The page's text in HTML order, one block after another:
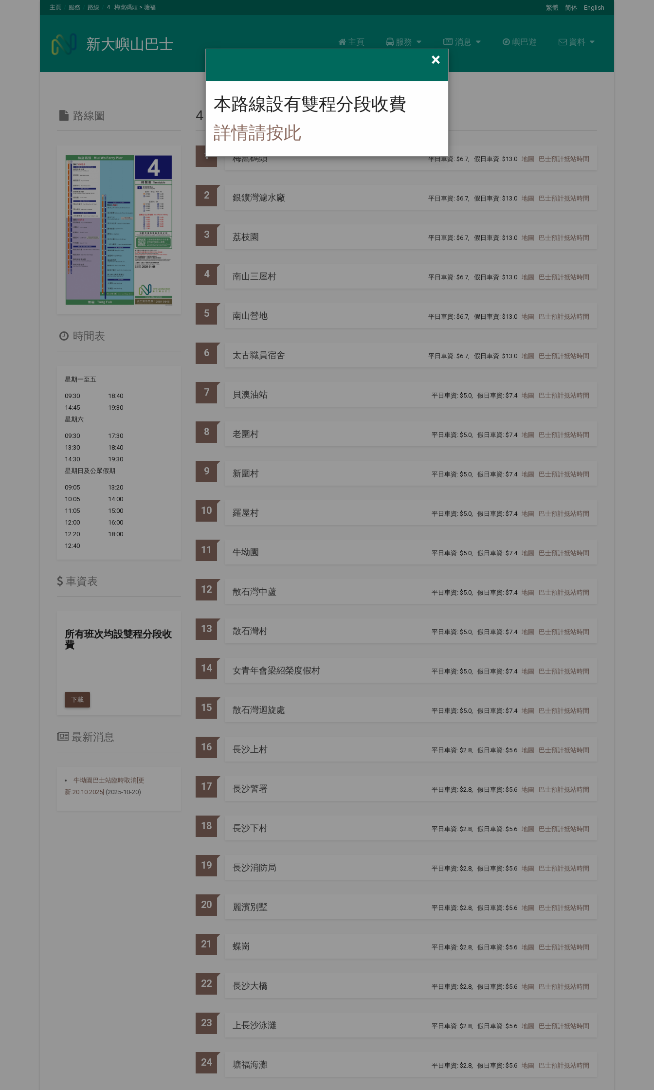
主頁 服務 路線 4 梅窩碼頭 > 塘福 繁體 简体 English
新大嶼山巴士 主頁 服務
服務
大嶼山周遊券+
消息
消息 嶼巴遊 資料
資料
路線圖
時間表
星期一至五
09:30
18:40
14:45
19:30
星期六
09:30
17:30
13:30
18:40
14:30
19:30
星期日及公眾假期
09:05
13:20
10:05
14:00
11:05
15:00
12:00
16:00
12:20
18:00
12:40
車資表
所有班次均設雙程分段收
費
下載
最新消息
牛坳園巴士站臨時取消[更
新:20.10.2025] (2025-10-20)
4 梅窩碼頭 > 塘福
1 平日車資: $6.7, 假日車資: $13.0 地圖 巴士預計抵站時間
梅窩碼頭
2 平日車資: $6.7, 假日車資: $13.0 地圖 巴士預計抵站時間
銀鑛灣濾水廠
3 平日車資: $6.7, 假日車資: $13.0 地圖 巴士預計抵站時間
荔枝園
4 平日車資: $6.7, 假日車資: $13.0 地圖 巴士預計抵站時間
南山三屋村
5 平日車資: $6.7, 假日車資: $13.0 地圖 巴士預計抵站時間
南山營地
6 平日車資: $6.7, 假日車資: $13.0 地圖 巴士預計抵站時間
太古職員宿舍
7 平日車資: $5.0, 假日車資: $7.4 地圖 巴士預計抵站時間
貝澳油站
8 平日車資: $5.0, 假日車資: $7.4 地圖 巴士預計抵站時間
老圍村
9 平日車資: $5.0, 假日車資: $7.4 地圖 巴士預計抵站時間
新圍村
10 平日車資: $5.0, 假日車資: $7.4 地圖 巴士預計抵站時間
羅屋村
11 平日車資: $5.0, 假日車資: $7.4 地圖 巴士預計抵站時間
牛坳園
12 平日車資: $5.0, 假日車資: $7.4 地圖 巴士預計抵站時間
散石灣中蘆
13 平日車資: $5.0, 假日車資: $7.4 地圖 巴士預計抵站時間
散石灣村
14 平日車資: $5.0, 假日車資: $7.4 地圖 巴士預計抵站時間
女青年會梁紹榮度假村
15 平日車資: $5.0, 假日車資: $7.4 地圖 巴士預計抵站時間
散石灣迴旋處
16 平日車資: $2.8, 假日車資: $5.6 地圖 巴士預計抵站時間
長沙上村
17 平日車資: $2.8, 假日車資: $5.6 地圖 巴士預計抵站時間
長沙警署
18 平日車資: $2.8, 假日車資: $5.6 地圖 巴士預計抵站時間
長沙下村
19 平日車資: $2.8, 假日車資: $5.6 地圖 巴士預計抵站時間
長沙消防局
20 平日車資: $2.8, 假日車資: $5.6 地圖 巴士預計抵站時間
麗濱別墅
21 平日車資: $2.8, 假日車資: $5.6 地圖 巴士預計抵站時間
蝶崗
22 平日車資: $2.8, 假日車資: $5.6 地圖 巴士預計抵站時間
長沙大橋
23 平日車資: $2.8, 假日車資: $5.6 地圖 巴士預計抵站時間
上長沙泳灘
24 平日車資: $2.8, 假日車資: $5.6 地圖 巴士預計抵站時間
塘福海灘
×
本路線設有雙程分段收費
詳情請按此